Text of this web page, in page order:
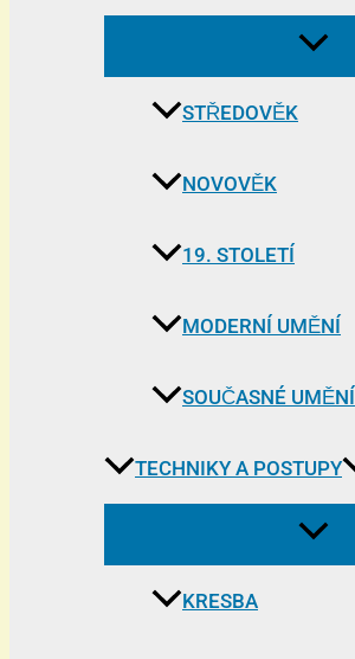
STŘEDOVĚK
NOVOVĚK
19. STOLETÍ
MODERNÍ UMĚNÍ
SOUČASNÉ UMĚNÍ
TECHNIKY A POSTUPY
KRESBA